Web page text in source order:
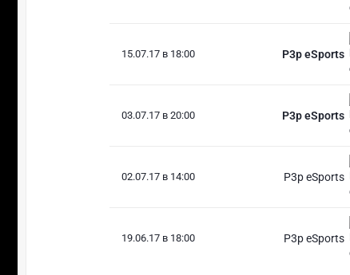
15.07.17 в 18:00 P3p eSports
03.07.17 в 20:00 P3p eSports
02.07.17 в 14:00 P3p eSports
19.06.17 в 18:00 P3p eSports